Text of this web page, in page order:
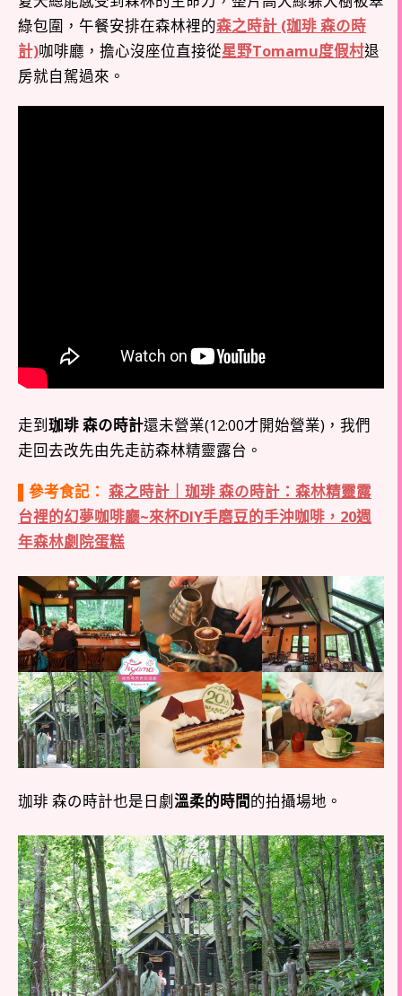
綠包圍，午餐安排在森林裡的森之時計 (珈琲 森の時
計)咖啡廳，擔心沒座位直接從星野Tomamu度假村退
房就自駕過來。
走到珈琲 森の時計還未營業(12:00才開始營業)，我們
走回去改先由先走訪森林精靈露台。
▌參考食記： 森之時計｜珈琲 森の時計：森林精靈露
台裡的幻夢咖啡廳~來杯DIY手磨豆的手沖咖啡，20週
年森林劇院蛋糕
珈琲 森の時計也是日劇溫柔的時間的拍攝場地。